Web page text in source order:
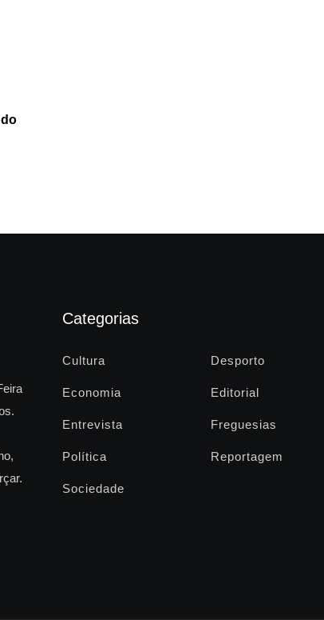
Categorias
Cultura Desporto
Economia Editorial
Entrevista Freguesias
Política Reportagem
Sociedade